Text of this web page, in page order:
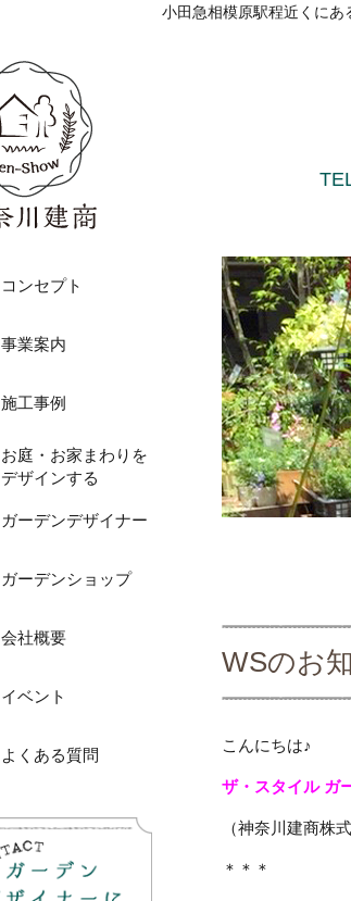
小田急相模原駅程近くに
コンセプト
事業案内
施工事例
お庭・お家まわりを
デザインする
ガーデンデザイナー
ガーデンショップ
会社概要
イベント
よくある質問
WSのお
こんにちは♪
ザ・スタイル ガ
（神奈川建商株
＊＊＊